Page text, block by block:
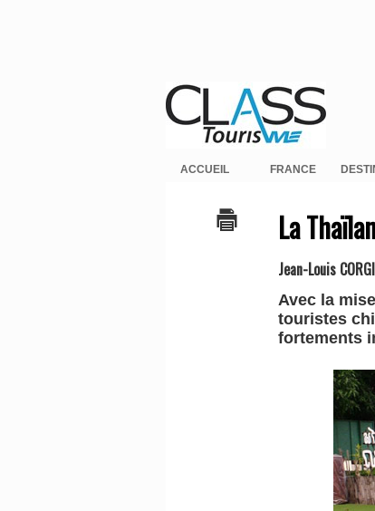
ACCUEIL FRANCE
La
Jean-Louis
Avec la
touristes
fortements